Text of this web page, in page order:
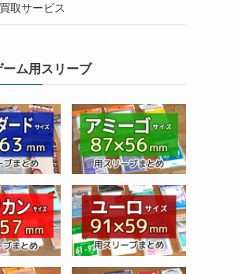
取サービス
ーム用スリーブ